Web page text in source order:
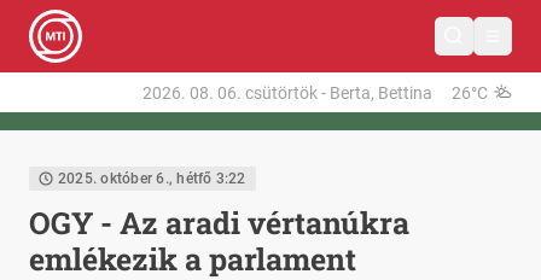
2026. 08. 06. csütörtök- Berta, Bettina 26°C
2025. október 6., hétfő 3:22
OGY - Az aradi vértanúkra
emlékezik a parlament